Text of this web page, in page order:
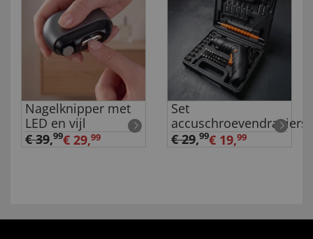
Nagelknipper met
LED en vijl
€ 39,99€ 29,99
Set
accuschroevendraaiers
€ 29,99€ 19,99